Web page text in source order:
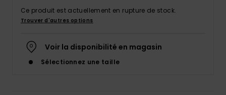
Ce produit est actuellement en rupture de stock.
Trouver d'autres options
Voir la disponibilité en magasin
Sélectionnez une taille